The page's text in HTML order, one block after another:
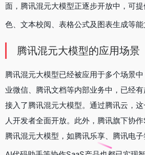
面，腾讯混元大模型正逐步开放中，可
色、文本校阅、表格公式及图表生成等能
腾讯混元大模型的应用场景
腾讯混元大模型已经被应用于多个场景
业微信、腾讯文档等内部业务中，已经
接入了腾讯混元大模型。通过腾讯云，
人开发者全面开放。此外，腾讯旗下协
腾讯混元大模型，如腾讯乐享、腾讯电